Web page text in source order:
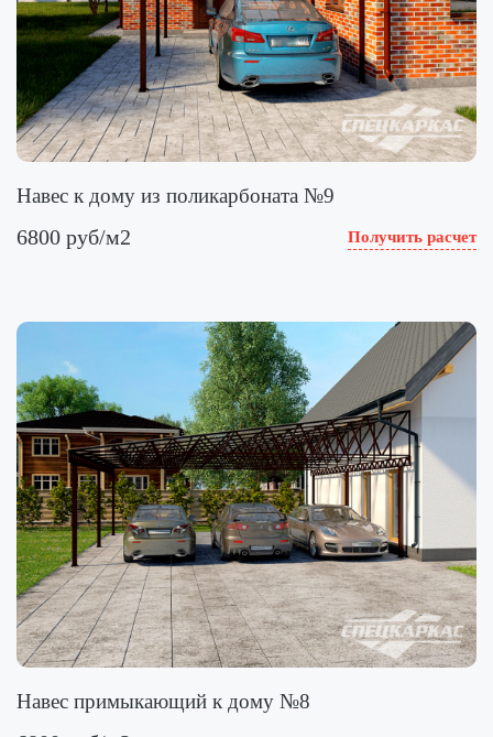
Навес к дому из поликарбоната №9
6800 руб/м2 Получить расчет
Навес примыкающий к дому №8